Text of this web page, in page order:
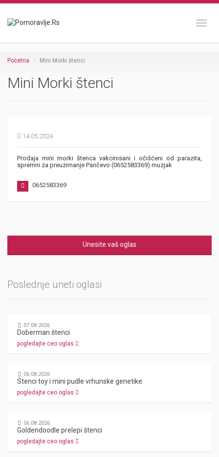
Početna Mini Morki štenci
Mini Morki štenci
14.05.2024
Prodaja mini morki štenca vakcinisani i očišćeni od parazita,
spremni za preuzimanje Pančevo (0652583369) muzjak
0652583369
Unesite vaš oglas
Poslednje uneti oglasi
07.08.2026
Doberman štenci
pogledajte ceo oglas
06.08.2026
Stenci toy i mini pudle vrhunske genetike
pogledajte ceo oglas
06.08.2026
Goldendoodle prelepi štenci
pogledajte ceo oglas